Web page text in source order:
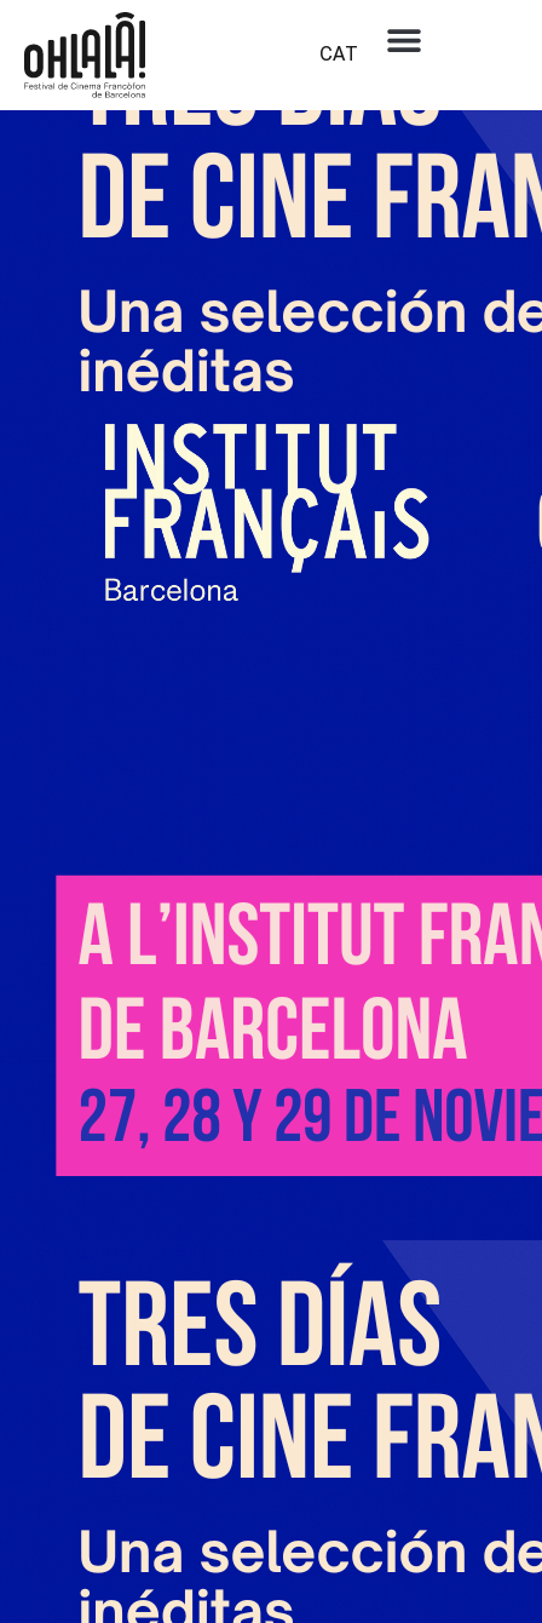
CAT
Propera edició
19, 20, 21 I 25, 26, 27 DE NOVEMBRE DE 2026